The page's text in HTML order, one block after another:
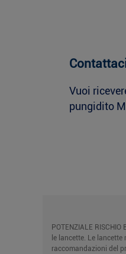
Vuoi
pungidito
POTENZIALE
le lancette. Le
raccomandazioni del